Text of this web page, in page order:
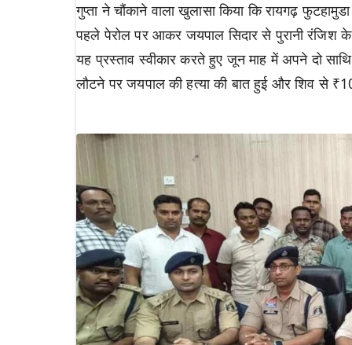
गुप्ता ने चौंकाने वाला खुलासा किया कि रायगढ़
पहले पेरोल पर आकर जयपाल सिदार से पुरानी
यह प्रस्ताव स्वीकार करते हुए जून माह में अपने दो
लौटने पर जयपाल की हत्या की बात हुई और शिव से